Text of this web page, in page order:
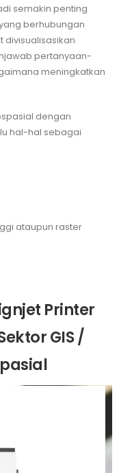
semakin penting
berhubungan
divisualisasikan
pertanyaan-
meningkatkan
dengan
hal-hal sebagai
ataupun raster
Printer
GIS /